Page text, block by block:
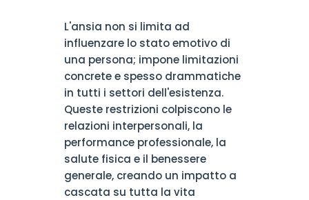
L'ansia non si limita ad
influenzare lo stato emotivo di
una persona; impone limitazioni
concrete e spesso drammatiche
in tutti i settori dell'esistenza.
Queste restrizioni colpiscono le
relazioni interpersonali, la
performance professionale, la
salute fisica e il benessere
generale, creando un impatto a
cascata su tutta la vita